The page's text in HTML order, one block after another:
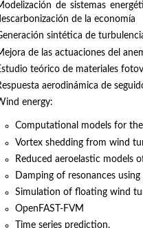
de sistemas
de la economía
sintética de
de las actuaciones del
teórico de materiales
aerodinámica de
energy:
Computational models for
Vortex shedding from wind
Reduced aeroelastic models
Damping of resonances
Simulation of floating wind
OpenFAST-FVM
Time series prediction.